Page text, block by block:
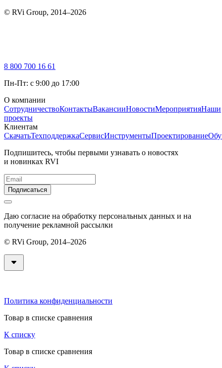
© RVi Group, 2014–2026
8 800 700 16 61
Пн-Пт: с 9:00 до 17:00
О компании
СотрудничествоКонтактыВакансииНовостиМероприятияНаши
проекты
Клиентам
СкачатьТехподдержкаСервисИнструментыПроектирование
Подпишитесь, чтобы первыми узнавать о новостях
и новинках RVI
Подписаться
Даю согласие на обработку персональных данных и на
получение рекламной рассылки
© RVi Group, 2014–2026
Политика конфиденциальности
Товар в списке сравнения
К списку
Товар в списке сравнения